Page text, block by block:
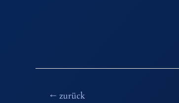
Beitragsnavigation
← zurück